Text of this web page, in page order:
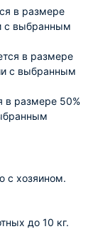
в размере
с выбранным
в размере
с выбранным
в размере 50%
с хозяином.
до 10 кг.